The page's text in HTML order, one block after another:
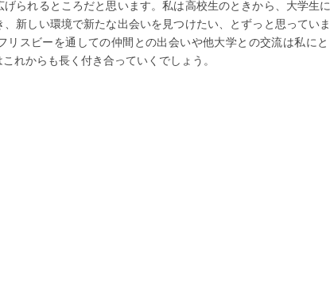
られるところだと思います。私は高校生のときから、大学生
新しい環境で新たな出会いを見つけたい、とずっと思ってい
リスビーを通しての仲間との出会いや他大学との交流は私に
れからも長く付き合っていくでしょう。